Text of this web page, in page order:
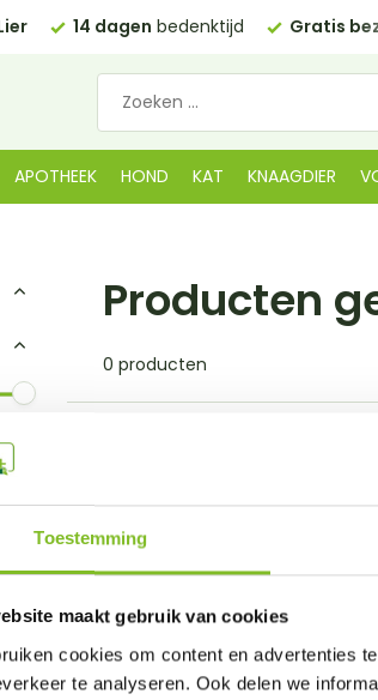
Toestemming
maakt gebruik van cookies
cookies om content en advertenties
te analyseren. Ook delen we
14 dagen bedenktijd Gratis
APOTHEEK HOND KAT KNAAGDIER
Producten
0 producten
Vragen of advies nodig?